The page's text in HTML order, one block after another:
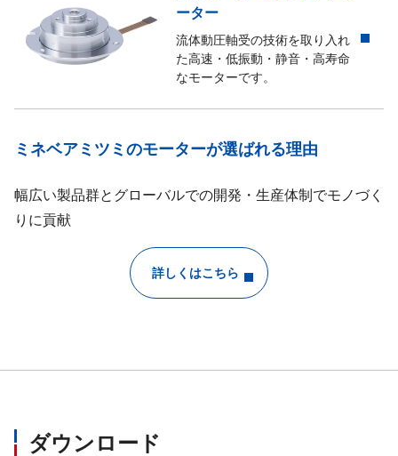
ーター
流体動圧軸受の技術を取り入れ
た高速・低振動・静音・高寿命
なモーターです。
ミネベアミツミのモーターが選ばれる理由
幅広い製品群とグローバルでの開発・生産体制でモノづく
りに貢献
詳しくはこちら
ダウンロード